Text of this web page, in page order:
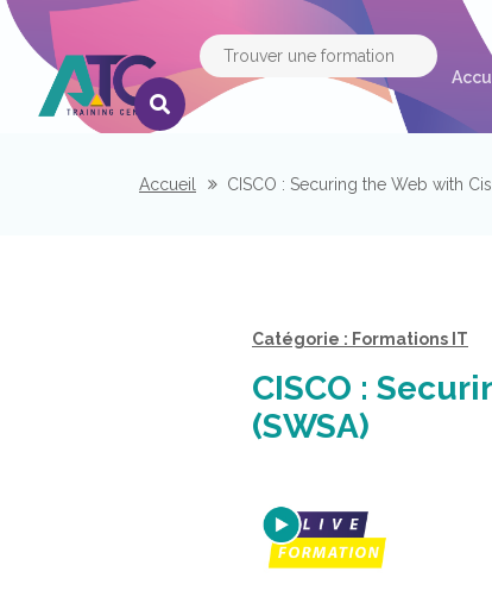
Accueil CISCO : Securing the Web with
Catégorie : Formations IT
CISCO :
(SWSA)